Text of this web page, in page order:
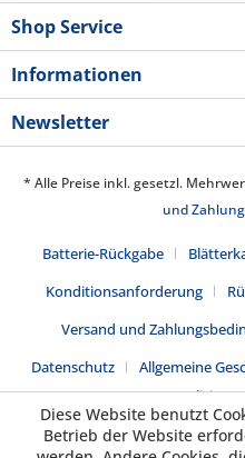
Shop Service
Informationen
Newsletter
* Alle Preise inkl. gesetzl.
und
Batterie-Rückgabe
Konditionsanforderung
Versand und
Datenschutz
Allgemeine
Realisiert
Diese Website benutzt
Betrieb der Website